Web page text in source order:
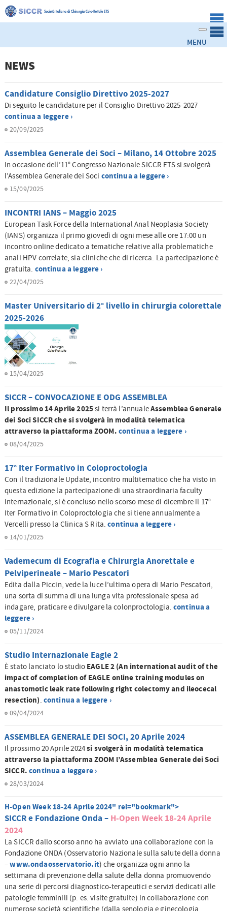
NEWS
Candidature Consiglio Direttivo 2025-2027
Di seguito le candidature per il Consiglio Direttivo 2025-2027
continua a leggere ›
20/09/2025
Assemblea Generale dei Soci – Milano, 14 Ottobre 2025
In occasione dell’11° Congresso Nazionale SICCR ETS si svolgerà
l’Assemblea Generale dei Soci continua a leggere ›
15/09/2025
INCONTRI IANS – Maggio 2025
European Task Force della International Anal Neoplasia Society
(IANS) organizza il primo giovedì di ogni mese alle ore 17:00 un
incontro online dedicato a tematiche relative alla problematiche
anali HPV correlate, sia cliniche che di ricerca. La partecipazione è
gratuita. continua a leggere ›
22/04/2025
Master Universitario di 2° livello in chirurgia colorettale
2025-2026
15/04/2025
SICCR – CONVOCAZIONE E ODG ASSEMBLEA
Il prossimo 14 Aprile 2025si terrà l’annualeAssemblea Generale
dei Soci SICCR che si svolgerà in modalità telematica
attraverso la piattaforma ZOOM.continua a leggere ›
08/04/2025
17° Iter Formativo in Coloproctologia
Con il tradizionale Update, incontro multitematico che ha visto in
questa edizione la partecipazione di una straordinaria faculty
internazionale, si è concluso nello scorso mese di dicembre il 17°
Iter Formativo in Coloproctologia che si tiene annualmente a
Vercelli presso la Clinica S Rita.continua a leggere ›
14/01/2025
Vademecum di Ecografia e Chirurgia Anorettale e
Pelviperineale – Mario Pescatori
Edita dalla Piccin, vede la luce l’ultima opera di Mario Pescatori,
una sorta di summa di una lunga vita professionale spesa ad
indagare, praticare e divulgare la colonproctologia.continua a
leggere ›
05/11/2024
Studio Internazionale Eagle 2
È stato lanciato lo studio EAGLE 2 (An international audit of the
impact of completion of EAGLE online training modules on
anastomotic leak rate following right colectomy and ileocecal
resection). continua a leggere ›
09/04/2024
ASSEMBLEA GENERALE DEI SOCI, 20 Aprile 2024
Il prossimo 20 Aprile 2024si svolgerà in modalità telematica
attraverso la piattaforma ZOOM l’Assemblea Generale dei Soci
SICCR.continua a leggere ›
28/03/2024
H-Open Week 18-24 Aprile 2024" rel="bookmark">
SICCR e Fondazione Onda – H-Open Week 18-24 Aprile
2024
La SICCR dallo scorso anno ha avviato una collaborazione con la
Fondazione ONDA (Osservatorio Nazionale sulla salute della donna
–www.ondaosservatorio.it) che organizza ogni anno la
settimana di prevenzione della salute della donna promuovendo
una serie di percorsi diagnostico-terapeutici e servizi dedicati alle
patologie femminili (p. es. visite gratuite) in collaborazione con
numerose società scientifiche (dalla senologia e ginecologia